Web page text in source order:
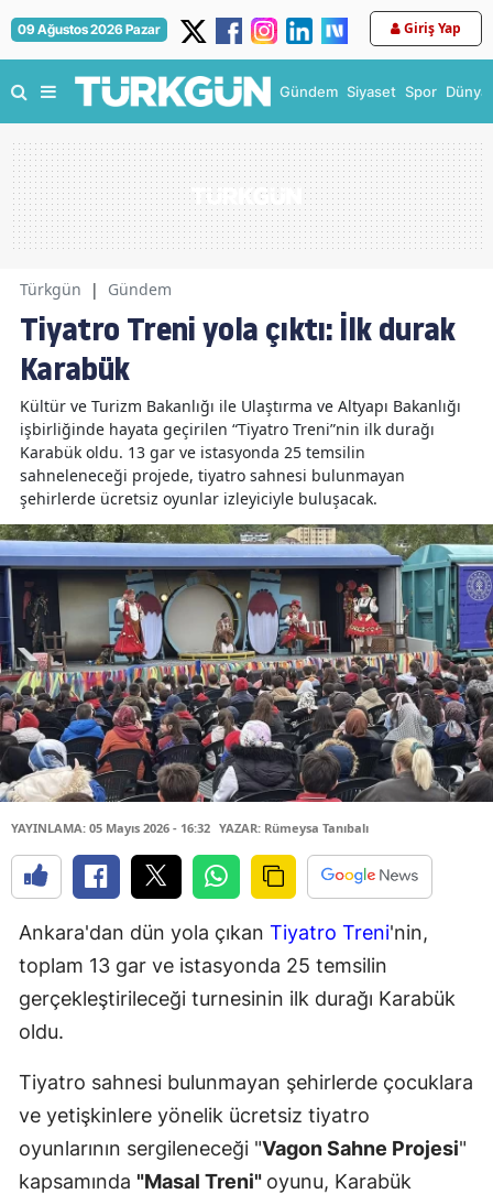
09 Ağustos 2026 Pazar Giriş Yap
Gündem Siyaset Spor Dünya
Türkgün | Gündem
Tiyatro Treni yola çıktı: İlk durak
Karabük
Kültür ve Turizm Bakanlığı ile Ulaştırma ve Altyapı Bakanlığı
işbirliğinde hayata geçirilen “Tiyatro Treni”nin ilk durağı
Karabük oldu. 13 gar ve istasyonda 25 temsilin
sahneleneceği projede, tiyatro sahnesi bulunmayan
şehirlerde ücretsiz oyunlar izleyiciyle buluşacak.
YAYINLAMA: 05 Mayıs 2026 - 16:32 YAZAR: Rümeysa Tanıbalı
Ankara'dan dün yola çıkan Tiyatro Treni'nin,
toplam 13 gar ve istasyonda 25 temsilin
gerçekleştirileceği turnesinin ilk durağı Karabük
oldu.
Tiyatro sahnesi bulunmayan şehirlerde çocuklara
ve yetişkinlere yönelik ücretsiz tiyatro
oyunlarının sergileneceği "Vagon Sahne Projesi"
kapsamında "Masal Treni" oyunu, Karabük